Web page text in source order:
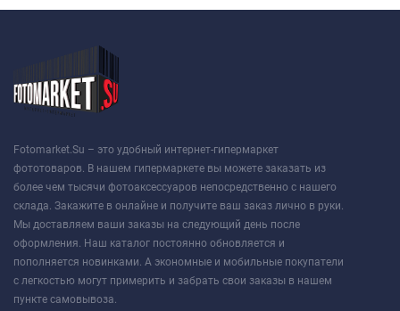
Fotomarket.Su – это удобный интернет-гипермаркет
фототоваров. В нашем гипермаркете вы можете заказать из
более чем тысячи фотоаксессуаров непосредственно с нашего
склада. Закажите в онлайне и получите ваш заказ лично в руки.
Мы доставляем ваши заказы на следующий день после
оформления. Наш каталог постоянно обновляется и
пополняется новинками. А экономные и мобильные покупатели
с легкостью могут примерить и забрать свои заказы в нашем
пункте самовывоза.